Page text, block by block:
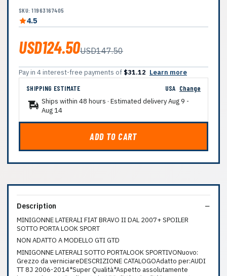
SKU: 11963167405
4.5
USD124.50USD147.50
Pay in 4 interest-free payments of $31.12 Learn more
SHIPPING ESTIMATE
USA Change
Ships within 48 hours · Estimated deliveryAug 9 -
Aug 14
ADD TO CART
Description
MINIGONNE LATERALI FIAT BRAVO II DAL 2007+ SPOILER
SOTTO PORTA LOOK SPORT
NON ADATTO A MODELLO GTI GTD
MINIGONNE LATERALI SOTTO PORTALOOK SPORTIVONuovo:
Grezzo da verniciareDESCRIZIONE CATALOGOAdatto per:AUDI
TT 8J 2006-2014*Super Qualità*Aspetto assolutamente